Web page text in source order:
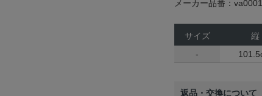
メーカー品番：
サイズ
縦
-
返品・交換について